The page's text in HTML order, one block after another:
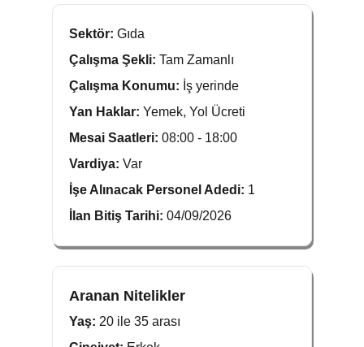
Sektör: Gıda
Çalışma Şekli: Tam Zamanlı
Çalışma Konumu: İş yerinde
Yan Haklar: Yemek, Yol Ücreti
Mesai Saatleri: 08:00 - 18:00
Vardiya: Var
İşe Alınacak Personel Adedi: 1
İlan Bitiş Tarihi: 04/09/2026
Aranan Nitelikler
Yaş: 20 ile 35 arası